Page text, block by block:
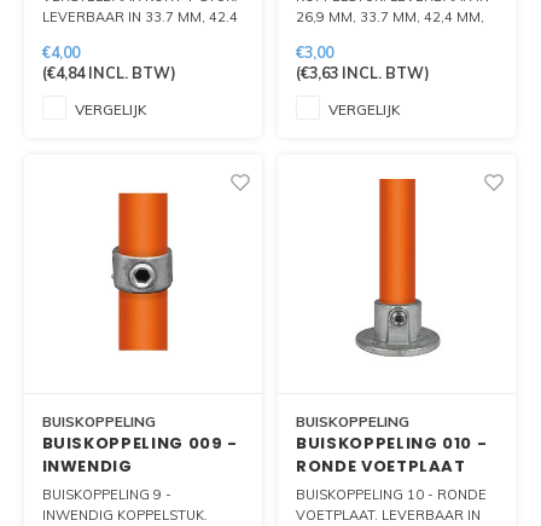
LEVERBAAR IN 33.7 MM, 42.4
€4,00
(€4,84INCL. BTW)
VERGELIJK
26,9 MM, 33.7 MM, 42,4 MM,
€3,00
(€3,63 INCL. BTW)
VERGELIJK
BUISKOPPELING
BUISKOPPELING 009 -
INWENDIG
KOPPELSTUK
BUISKOPPELING 9 -
INWENDIG KOPPELSTUK.
BUISKOPPELING
BUISKOPPELING 010 -
RONDE VOETPLAAT
BUISKOPPELING 10 - RONDE
VOETPLAAT. LEVERBAAR IN